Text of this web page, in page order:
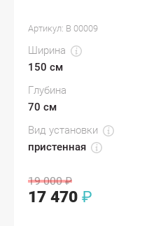
Артикул: В 00009
Ширина
150 см
Глубина
70 см
Вид установки
пристенная
19 000 ₽
17 470 ₽